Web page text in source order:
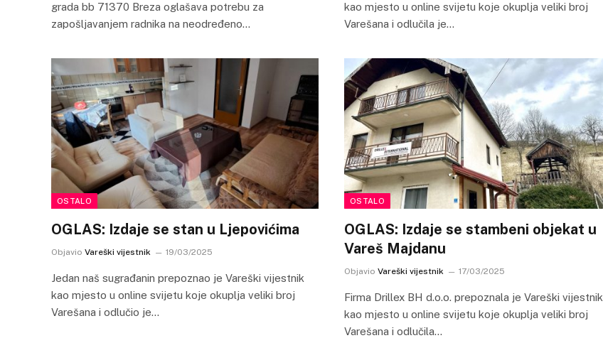
grada bb 71370 Breza oglašava potrebu za
zapošljavanjem radnika na neodređeno…
kao mjesto u online svijetu koje okuplja veliki broj
Varešana i odlučila je…
OSTALO
OGLAS: Izdaje se stan u Ljepovićima
Objavio Vareški vijestnik 19/03/2025
Jedan naš sugrađanin prepoznao je Vareški vijestnik
kao mjesto u online svijetu koje okuplja veliki broj
Varešana i odlučio je…
OSTALO
OGLAS: Izdaje se stambeni objekat u
Vareš Majdanu
Objavio Vareški vijestnik 17/03/2025
Firma Drillex BH d.o.o. prepoznala je Vareški vijestnik
kao mjesto u online svijetu koje okuplja veliki broj
Varešana i odlučila…